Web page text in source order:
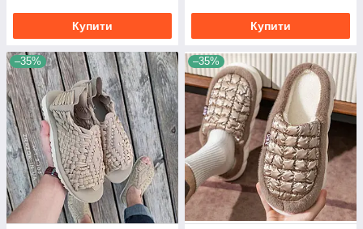
Купити Купити
–35% –35%